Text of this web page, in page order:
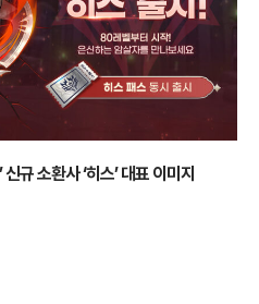
규 소환사 ‘히스’ 대표 이미지